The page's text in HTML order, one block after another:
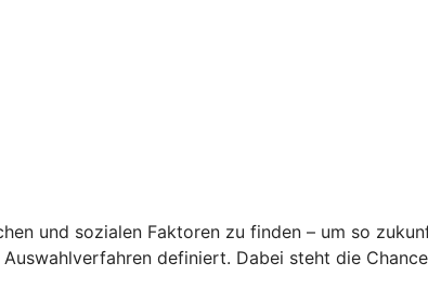
und sozialen Faktoren zu finden – um so
definiert. Dabei steht die